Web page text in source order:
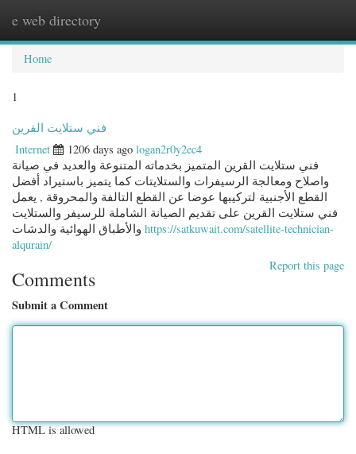
e web directory
Home
1
فني ستلايت القرين
Internet 1206 days ago logan2r0y2ec4
فني ستلايت القرين المتميز بخدماته المتنوعة والعديد في صيانة
واصلاح ومعالجة الرسيفرات والستلايتات كما يتميز باستيراد أفضل
القطع الأجنبية لتركيبها عوضا عن القطع التالفة والمحروقة , يعمل
فني ستلايت القرين على تقديم الصيانة الشاملة للرسيفر والستلايت
https://satkuwait.com/satellite-technician-
alqurain/
Report this page
Comments
Submit a Comment
HTML is allowed